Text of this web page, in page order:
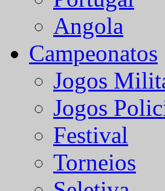
Angola
Campeonatos
Jogos
Jogos
Festival
Torneios